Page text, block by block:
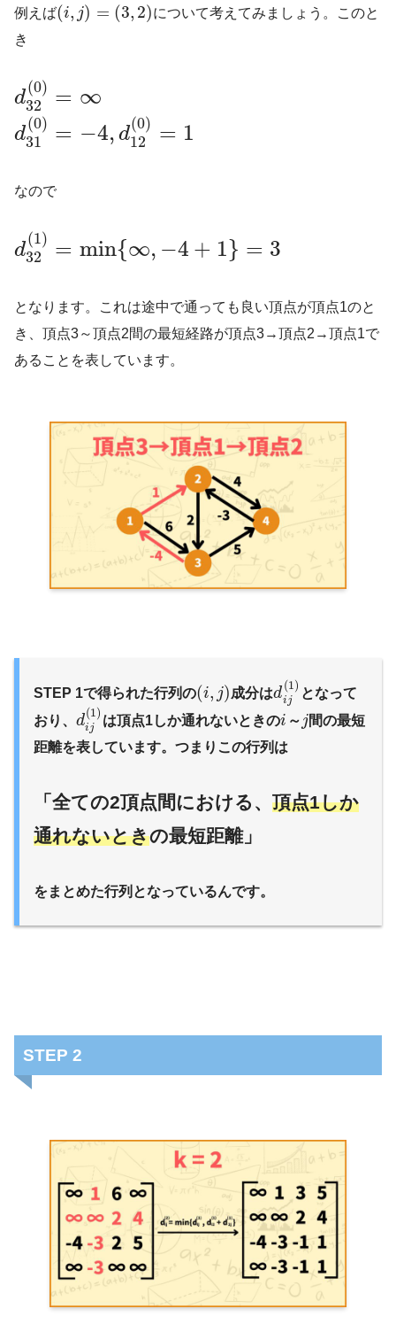
例えば(i, j) = (3, 2)について考えてみましょう。このと
き
d
(0)
32
= ∞
d
(0)
31
= −4, d
(0)
12
= 1
なので
d
(1)
32
= min{∞, −4 + 1} = 3
となります。これは途中で通っても良い頂点が頂点1のと
き、頂点3～頂点2間の最短経路が頂点3→頂点2→頂点1で
あることを表しています。
STEP 1で得られた行列の(i, j)成分はd
(1)
ij
となって
おり、 d
(1)
ij は頂点1しか通れないときのi ～ j間の最短
距離を表しています。つまりこの行列は
「全ての2頂点間における、 頂点1しか
通れないときの最短距離」
をまとめた行列となっているんです。
STEP 2